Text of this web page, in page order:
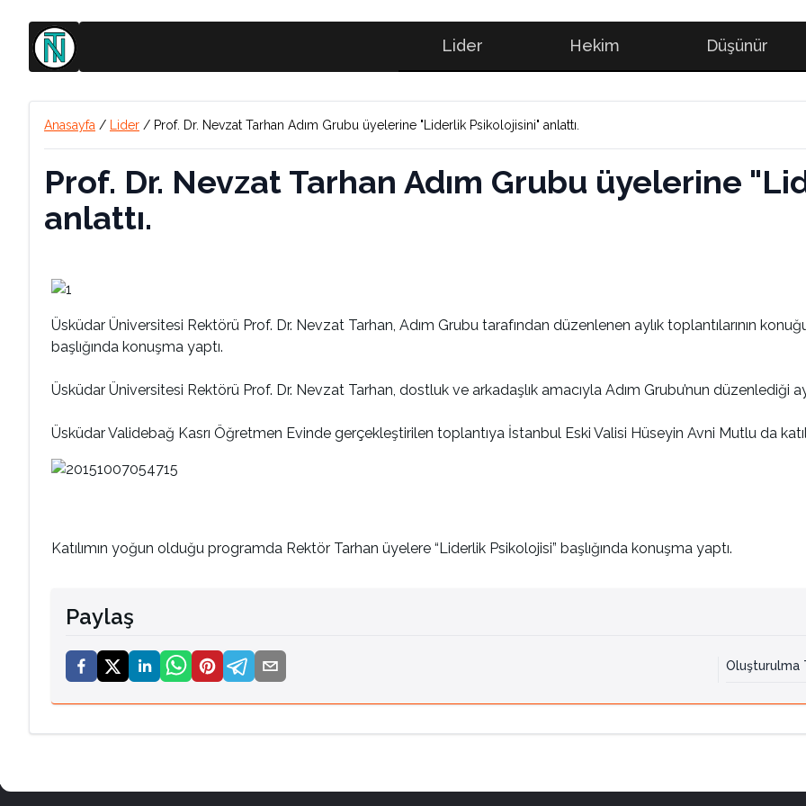
Lider Hekim Düşünür
Anasayfa / Lider / Prof. Dr. Nevzat Tarhan Adım Grubu üyelerine "Liderlik Psikolojisini" anlattı.
Prof. Dr. Nevzat Tarhan Adım Grubu üyelerine
anlattı.
Üsküdar Üniversitesi Rektörü Prof. Dr. Nevzat Tarhan, Adım Grubu tarafından düzenlenen aylık toplantılarının
başlığında konuşma yaptı.
Üsküdar Üniversitesi Rektörü Prof. Dr. Nevzat Tarhan, dostluk ve arkadaşlık amacıyla Adım Grubu’nun düzenlediği
Üsküdar Validebağ Kasrı Öğretmen Evinde gerçekleştirilen toplantıya İstanbul Eski Valisi Hüseyin Avni Mutlu da
Katılımın yoğun olduğu programda Rektör Tarhan üyelere “Liderlik Psikolojisi” başlığında konuşma yaptı.
Paylaş
Oluşturulma